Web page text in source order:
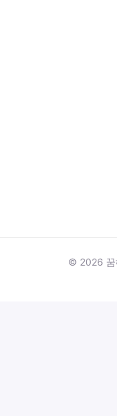
© 2026 꿈